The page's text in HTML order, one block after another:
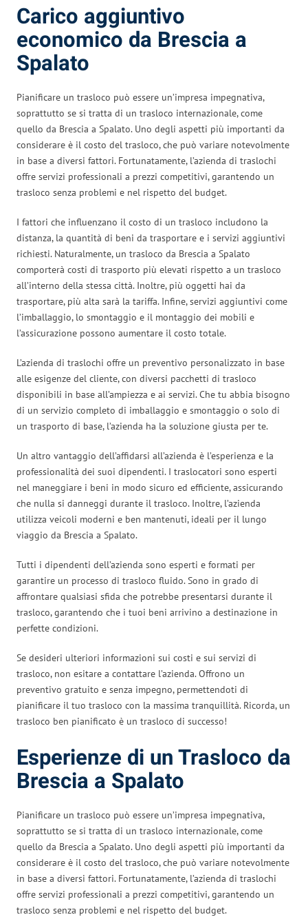
Carico aggiuntivo
economico da Brescia a
Spalato
Pianificare un trasloco può essere un’impresa impegnativa,
soprattutto se si tratta di un trasloco internazionale, come
quello da Brescia a Spalato. Uno degli aspetti più importanti da
considerare è il costo del trasloco, che può variare notevolmente
in base a diversi fattori. Fortunatamente, l’azienda di traslochi
offre servizi professionali a prezzi competitivi, garantendo un
trasloco senza problemi e nel rispetto del budget.
I fattori che influenzano il costo di un trasloco includono la
distanza, la quantità di beni da trasportare e i servizi aggiuntivi
richiesti. Naturalmente, un trasloco da Brescia a Spalato
comporterà costi di trasporto più elevati rispetto a un trasloco
all’interno della stessa città. Inoltre, più oggetti hai da
trasportare, più alta sarà la tariffa. Infine, servizi aggiuntivi come
l’imballaggio, lo smontaggio e il montaggio dei mobili e
l’assicurazione possono aumentare il costo totale.
L’azienda di traslochi offre un preventivo personalizzato in base
alle esigenze del cliente, con diversi pacchetti di trasloco
disponibili in base all’ampiezza e ai servizi. Che tu abbia bisogno
di un servizio completo di imballaggio e smontaggio o solo di
un trasporto di base, l’azienda ha la soluzione giusta per te.
Un altro vantaggio dell’affidarsi all’azienda è l’esperienza e la
professionalità dei suoi dipendenti. I traslocatori sono esperti
nel maneggiare i beni in modo sicuro ed efficiente, assicurando
che nulla si danneggi durante il trasloco. Inoltre, l’azienda
utilizza veicoli moderni e ben mantenuti, ideali per il lungo
viaggio da Brescia a Spalato.
Tutti i dipendenti dell’azienda sono esperti e formati per
garantire un processo di trasloco fluido. Sono in grado di
affrontare qualsiasi sfida che potrebbe presentarsi durante il
trasloco, garantendo che i tuoi beni arrivino a destinazione in
perfette condizioni.
Se desideri ulteriori informazioni sui costi e sui servizi di
trasloco, non esitare a contattare l’azienda. Offrono un
preventivo gratuito e senza impegno, permettendoti di
pianificare il tuo trasloco con la massima tranquillità. Ricorda, un
trasloco ben pianificato è un trasloco di successo!
Esperienze di un Trasloco da
Brescia a Spalato
Pianificare un trasloco può essere un’impresa impegnativa,
soprattutto se si tratta di un trasloco internazionale, come
quello da Brescia a Spalato. Uno degli aspetti più importanti da
considerare è il costo del trasloco, che può variare notevolmente
in base a diversi fattori. Fortunatamente, l’azienda di traslochi
offre servizi professionali a prezzi competitivi, garantendo un
trasloco senza problemi e nel rispetto del budget.